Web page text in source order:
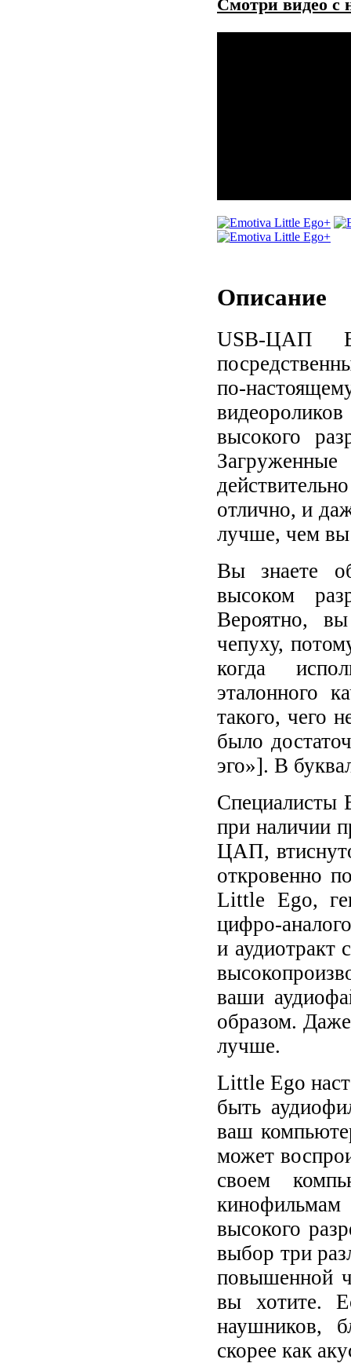
Смотри видео с
Описание
USB-ЦАП
по-
высокого
отлично, и
лучше, чем вы
Вы знаете
высоком
Вероятно,
чепуху,
когда
эталонного
такого, чего
было
эго»]. В
Специалисты
при наличии
ЦАП,
откровенно
Little Ego,
цифро-
и аудиотракт
ваши
образом. Даже
лучше.
Little Ego
быть
ваш
может
своем
высокого
выбор три
повышенной
вы хотите.
наушников,
скорее как